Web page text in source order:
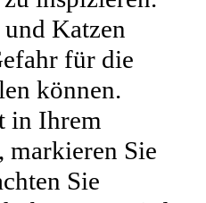
Katzen
für die
können.
in Ihrem
markieren Sie
Sie